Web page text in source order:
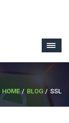
HOME BLOG SSL